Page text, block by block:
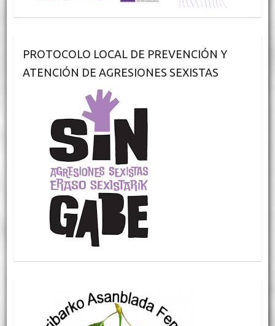
PROTOCOLO LOCAL DE PREVENCIÓN Y
ATENCIÓN DE AGRESIONES SEXISTAS